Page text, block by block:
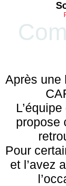
Après une
propose
Pour
et l’avez